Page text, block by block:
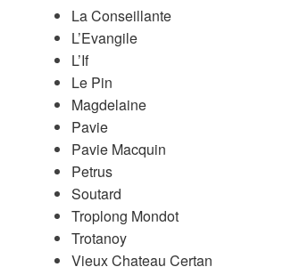
La Conseillante
L’Evangile
L’If
Le Pin
Magdelaine
Pavie
Pavie Macquin
Petrus
Soutard
Troplong Mondot
Trotanoy
Vieux Chateau Certan